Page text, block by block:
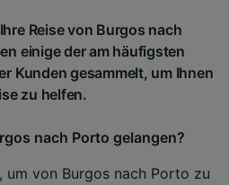
Reise von Burgos nach
einige der am häufigsten
Kunden gesammelt, um Ihnen
zu helfen.
nach Porto gelangen?
um von Burgos nach Porto zu